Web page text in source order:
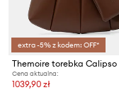
extra -5% z kodem: OFF*
Themoire torebka Calipso
Cena aktualna:
1039,90 zł